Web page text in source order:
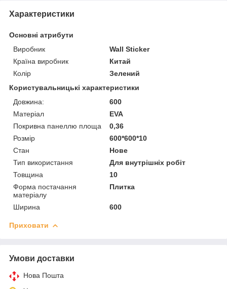
Характеристики
Основні атрибути
Виробник
Wall Sticker
Країна виробник
Китай
Колір
Зелений
Користувальницькі характеристики
Довжина:
600
Матеріал
EVA
Покривна панеллю площа
0,36
Розмір
600*600*10
Стан
Нове
Тип використання
Для внутрішніх робіт
Товщина
10
Форма постачання
матеріалу
Плитка
Ширина 600
Приховати
Умови доставки
Нова Пошта